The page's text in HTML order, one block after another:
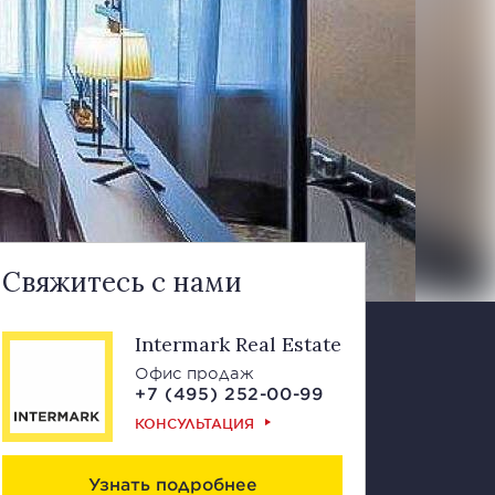
Свяжитесь с нами
Intermark Real Estate
Офис продаж
+7 (495) 252-00-99
КОНСУЛЬТАЦИЯ
Узнать подробнее